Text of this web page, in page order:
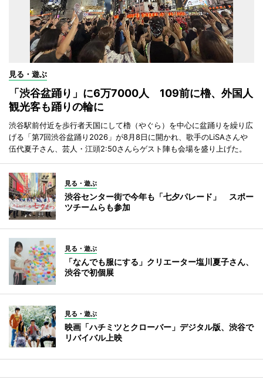
見る・遊ぶ
「渋谷盆踊り」に6万7000人 109前に櫓、外国人
観光客も踊りの輪に
渋谷駅前付近を歩行者天国にして櫓（やぐら）を中心に盆踊りを繰り広
げる「第7回渋谷盆踊り2026」が8月8日に開かれ、歌手のLiSAさんや
伍代夏子さん、芸人・江頭2:50さんらゲスト陣も会場を盛り上げた。
見る・遊ぶ
渋谷センター街で今年も「七夕パレード」 スポー
ツチームらも参加
見る・遊ぶ
「なんでも服にする」クリエーター塩川夏子さん、
渋谷で初個展
見る・遊ぶ
映画「ハチミツとクローバー」デジタル版、渋谷で
リバイバル上映